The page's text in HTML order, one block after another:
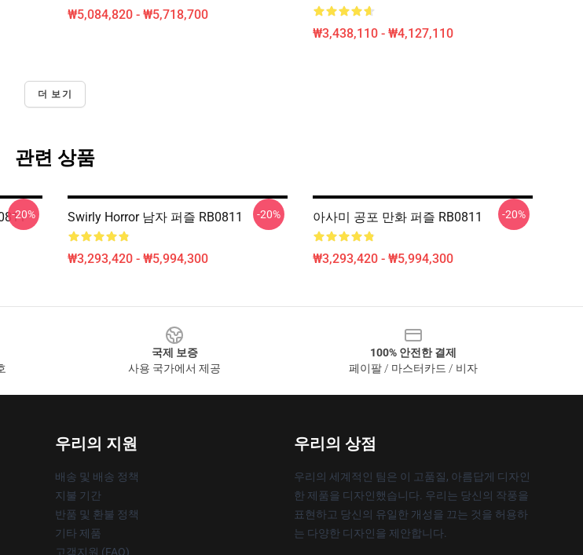
₩5,084,820 - ₩5,718,700
₩3,438,110 - ₩4,127,110
더 보기
관련 상품
-20% Swirly Horror 남자 퍼즐 RB0811
₩3,293,420 - ₩5,994,300
-20% 아사미 공포 만화 퍼즐 RB0811
₩3,293,420 - ₩5,994,300
-20%
국제 보증
사용 국가에서 제공
100% 안전한 결제
페이팔 / 마스터카드 / 비자
우리의 지원
배송 및 배송 정책
지불 기간
반품 및 환불 정책
기타 제품
고객지원 (FAQ)
우리의 상점
우리의 세계적인 팀은 이 고품질, 아름답게 디자인
한 제품을 디자인했습니다. 우리는 당신의 작풍을
표현하고 당신의 유일한 개성을 끄는 것을 허용하
는 다양한 디자인을 제안합니다.